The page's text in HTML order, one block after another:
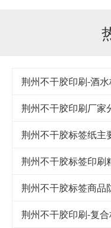
荆州不干胶印刷-酒
荆州不干胶印刷厂家
荆州不干胶标签纸主
荆州不干胶标签印刷
荆州不干胶标签商品
荆州不干胶印刷-复